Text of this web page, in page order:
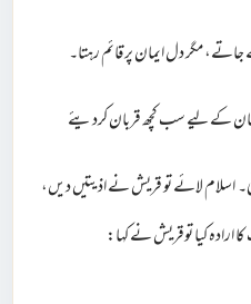
مگر دل ایمان پر قائم رہتا۔
کے لیے سب کچھ قربان کردیئے
اسلام لائے تو قریش نے اذیتیں دیں،
کیا توقریش نے کہا: